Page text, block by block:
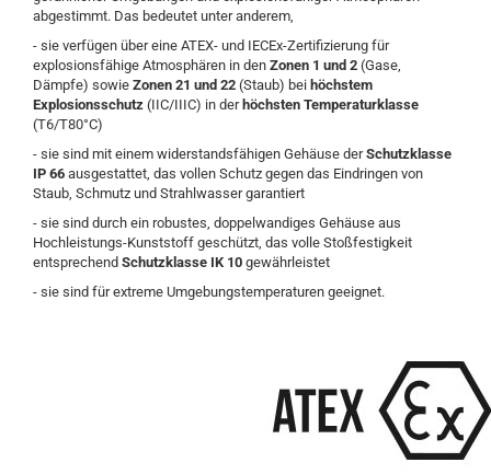
abgestimmt. Das bedeutet unter anderem,
- sie verfügen über eine ATEX- und IECEx-Zertifizierung für
explosionsfähige Atmosphären in den Zonen 1 und 2 (Gase,
Dämpfe) sowie Zonen 21 und 22 (Staub) bei höchstem
Explosionsschutz (IIC/IIIC) in der höchsten Temperaturklasse
(T6/T80°C)
- sie sind mit einem widerstandsfähigen Gehäuse derSchutzklasse
IP 66 ausgestattet, das vollen Schutz gegen das Eindringen von
Staub, Schmutz und Strahlwasser garantiert
- sie sind durch ein robustes, doppelwandiges Gehäuse aus
Hochleistungs-Kunststoff geschützt, das volle Stoßfestigkeit
entsprechend Schutzklasse IK 10 gewährleistet
- sie sind für extreme Umgebungstemperaturen geeignet.